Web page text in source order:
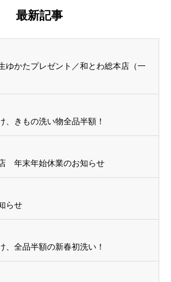
最新記事
ゆかたプレゼント／和とわ総本店（一
、きもの洗い物全品半額！
年末年始休業のお知らせ
らせ
、全品半額の新春初洗い！